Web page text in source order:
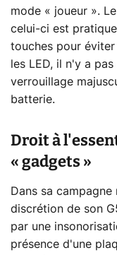
mode « joueur ».
celui-ci est
touches pour
les LED, il n'y a
verrouillage
batterie.
Droit à
« gadgets »
Dans sa
discrétion de son
par une
présence d'une